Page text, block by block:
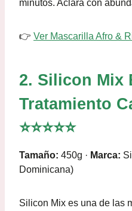
minutos. Aclara con
👉 Ver Mascarilla Afro &
2. Silicon Mix
Tratamiento
⭐⭐⭐⭐⭐
Tamaño: 450g · Marca:
Dominicana)
Silicon Mix es una de las